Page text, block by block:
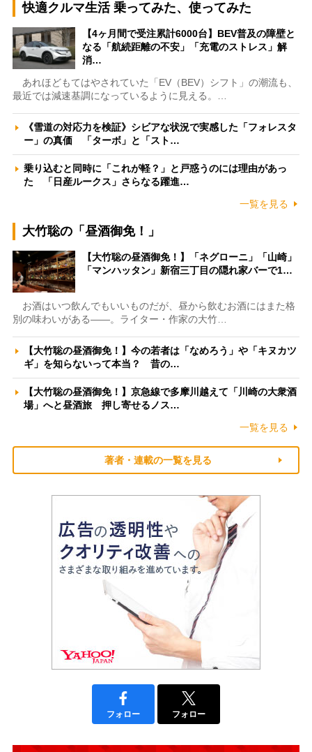
快適クルマ生活 乗ってみた、使ってみた
【4ヶ月間で受注累計6000台】BEV普及の障壁と
なる「航続距離の不安」「充電のストレス」解
消…
あれほどもてはやされていた「EV（BEV）シフト」の潮流も、
最近では減速基調になっているように見える。…
《雪道の対応力を検証》シビアな状況で実感した「フォレスタ
ー」の真価 「ターボ」と「スト…
乗り込むと同時に「これが軽？」と戸惑うのには理由があっ
た 「日産ルークス」さらなる躍進…
一覧を見る
大竹聡の「昼酒御免！」
【大竹聡の昼酒御免！】「ネグローニ」「山崎」
「マンハッタン」新宿三丁目の隠れ家バーで1…
お酒はいつ飲んでもいいものだが、昼から飲むお酒にはまた格
別の味わいがある――。ライター・作家の大竹…
【大竹聡の昼酒御免！】今の若者は「なめろう」や「キヌカツ
ギ」を知らないって本当？ 昔の…
【大竹聡の昼酒御免！】京急線で多摩川越えて「川崎の大衆酒
場」へと昼酒旅 押し寄せるノス…
一覧を見る
著者・連載の一覧を見る
フォロー フォロー